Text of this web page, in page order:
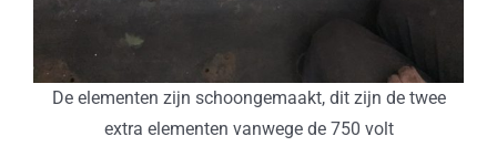
De elementen zijn schoongemaakt, dit zijn de twee
extra elementen vanwege de 750 volt